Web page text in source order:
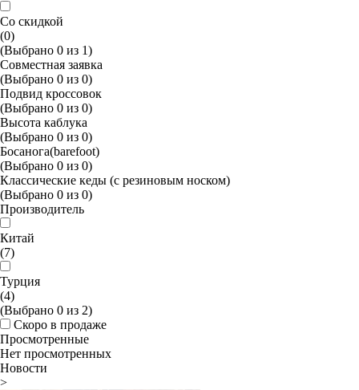
Со скидкой
(0)
(Выбрано 0 из 1)
Совместная заявка
(Выбрано 0 из 0)
Подвид кроссовок
(Выбрано 0 из 0)
Высота каблука
(Выбрано 0 из 0)
Босанога(barefoot)
(Выбрано 0 из 0)
Классические кеды (с резиновым носком)
(Выбрано 0 из 0)
Производитель
Китай
(7)
Турция
(4)
(Выбрано 0 из 2)
Скоро в продаже
Просмотренные
Нет просмотренных
Новости
>